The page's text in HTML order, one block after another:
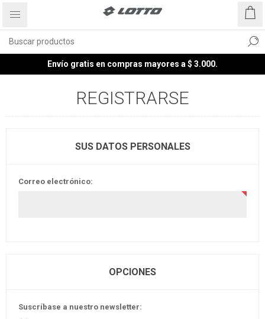
Envío gratis en compras mayores a $ 3.000.
REGISTRARSE
SUS DATOS PERSONALES
Correo electrónico:
OPCIONES
Suscríbase a nuestro newsletter: